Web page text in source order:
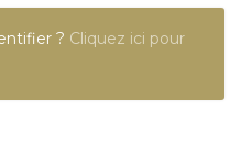
? Cliquez ici pour